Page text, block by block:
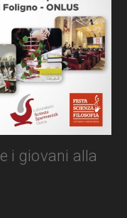
i giovani alla